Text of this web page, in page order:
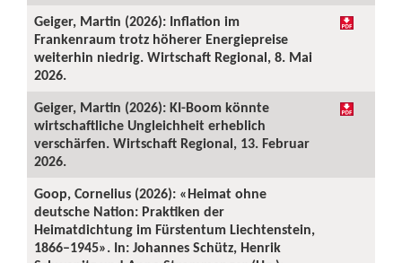
Geiger, Martin (2026): Inflation im
Frankenraum trotz höherer Energiepreise
weiterhin niedrig. Wirtschaft Regional, 8. Mai
2026.
Geiger, Martin (2026): KI-Boom könnte
wirtschaftliche Ungleichheit erheblich
verschärfen. Wirtschaft Regional, 13. Februar
2026.
Goop, Cornelius (2026): «Heimat ohne
deutsche Nation: Praktiken der
Heimatdichtung im Fürstentum Liechtenstein,
1866–1945». In: Johannes Schütz, Henrik